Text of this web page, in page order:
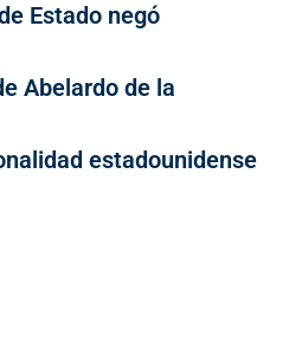
Estado negó
Abelardo de la
estadounidense